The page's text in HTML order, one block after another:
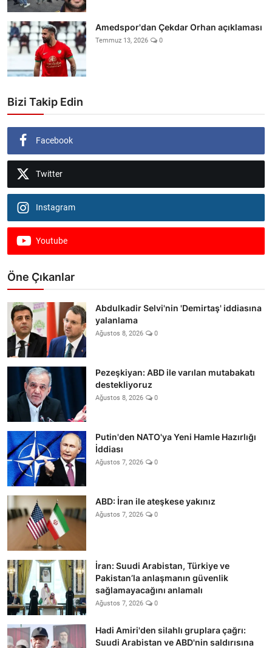
Amedspor'dan Çekdar Orhan açıklaması
Temmuz 13, 2026 0
Bizi Takip Edin
Facebook
Twitter
Instagram
Youtube
Öne Çıkanlar
Abdulkadir Selvi'nin 'Demirtaş' iddiasına
yalanlama
Ağustos 8, 2026 0
Pezeşkiyan: ABD ile varılan mutabakatı
destekliyoruz
Ağustos 8, 2026 0
Putin'den NATO'ya Yeni Hamle Hazırlığı
İddiası
Ağustos 7, 2026 0
ABD: İran ile ateşkese yakınız
Ağustos 7, 2026 0
İran: Suudi Arabistan, Türkiye ve
Pakistan’la anlaşmanın güvenlik
sağlamayacağını anlamalı
Ağustos 7, 2026 0
Hadi Amiri'den silahlı gruplara çağrı:
Suudi Arabistan ve ABD'nin saldırısına